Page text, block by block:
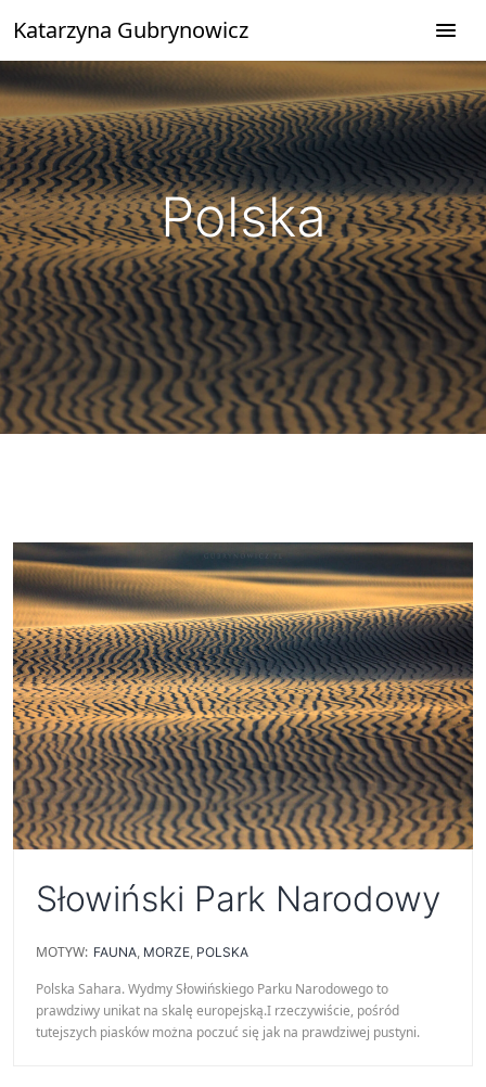
do
treści
Katarzyna Gubrynowicz
Polska
Słowiński Park Narodowy
MOTYW: FAUNA MORZE POLSKA
Polska Sahara. Wydmy Słowińskiego Parku Narodowego to
prawdziwy unikat na skalę europejską.I rzeczywiście, pośród
tutejszych piasków można poczuć się jak na prawdziwej pustyni.